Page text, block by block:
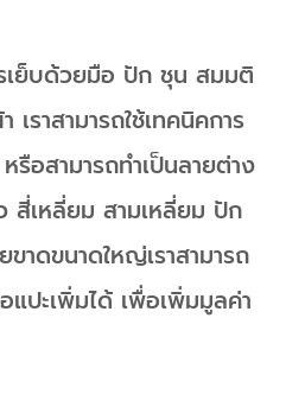
เย็บด้วยมือ ปัก ชุน สมมติ
เราสามารถใช้เทคนิคการ
รือสามารถทำเป็นลายต่าง
สี่เหลี่ยม สามเหลี่ยม ปัก
าดขนาดใหญ่เราสามารถ
แปะเพิ่มได้ เพื่อเพิ่มมูลค่า